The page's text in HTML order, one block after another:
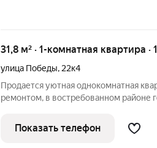
31,8 м² · 1-комнатная квартира ·
улица Победы, 22к4
Продается уютная однокомнатная
ремонтом, в востребованном районе
любую сторону города. Новым
техника, в
Показать телефон